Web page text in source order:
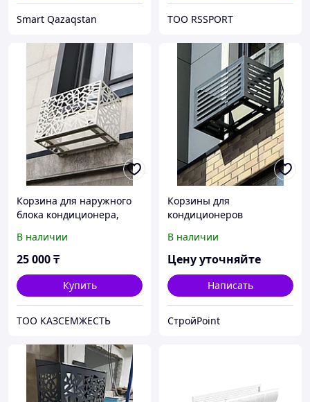
Smart Qazaqstan ТОО RSSPORT
Корзина для наружного
блока кондиционера,
траверсами.
В наличии
25 000₸
Купить
ТОО КАЗСЕМЖЕСТЬ
Корзины для
кондиционеров
В наличии
Цену уточняйте
Написать
СтройPoint